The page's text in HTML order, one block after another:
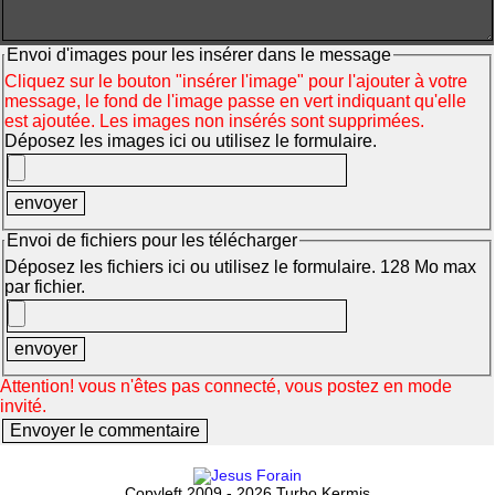
Envoi d'images pour les insérer dans le message
Cliquez sur le bouton "insérer l'image" pour l'ajouter à votre
message, le fond de l'image passe en vert indiquant qu'elle
est ajoutée. Les images non insérés sont supprimées.
Déposez les images ici ou utilisez le formulaire.
Envoi de fichiers pour les télécharger
Déposez les fichiers ici ou utilisez le formulaire. 128 Mo max
par fichier.
Attention! vous n'êtes pas connecté, vous postez en mode
invité.